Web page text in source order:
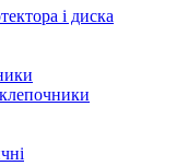
і диска